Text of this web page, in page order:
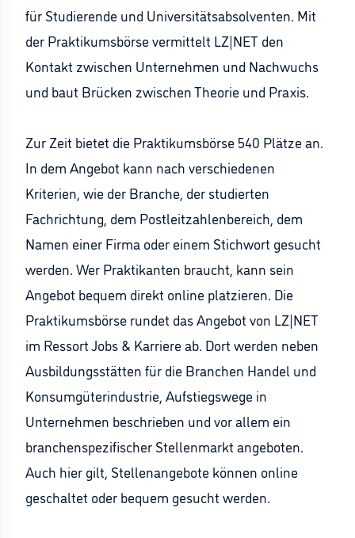
für Studierende und Universitätsabsolventen. Mit
der Praktikumsbörse vermittelt LZ|NET den
Kontakt zwischen Unternehmen und Nachwuchs
und baut Brücken zwischen Theorie und Praxis.
Zur Zeit bietet die Praktikumsbörse 540 Plätze an.
In dem Angebot kann nach verschiedenen
Kriterien, wie der Branche, der studierten
Fachrichtung, dem Postleitzahlenbereich, dem
Namen einer Firma oder einem Stichwort gesucht
werden. Wer Praktikanten braucht, kann sein
Angebot bequem direkt online platzieren. Die
Praktikumsbörse rundet das Angebot von LZ|NET
im Ressort Jobs & Karriere ab. Dort werden neben
Ausbildungsstätten für die Branchen Handel und
Konsumgüterindustrie, Aufstiegswege in
Unternehmen beschrieben und vor allem ein
branchenspezifischer Stellenmarkt angeboten.
Auch hier gilt, Stellenangebote können online
geschaltet oder bequem gesucht werden.